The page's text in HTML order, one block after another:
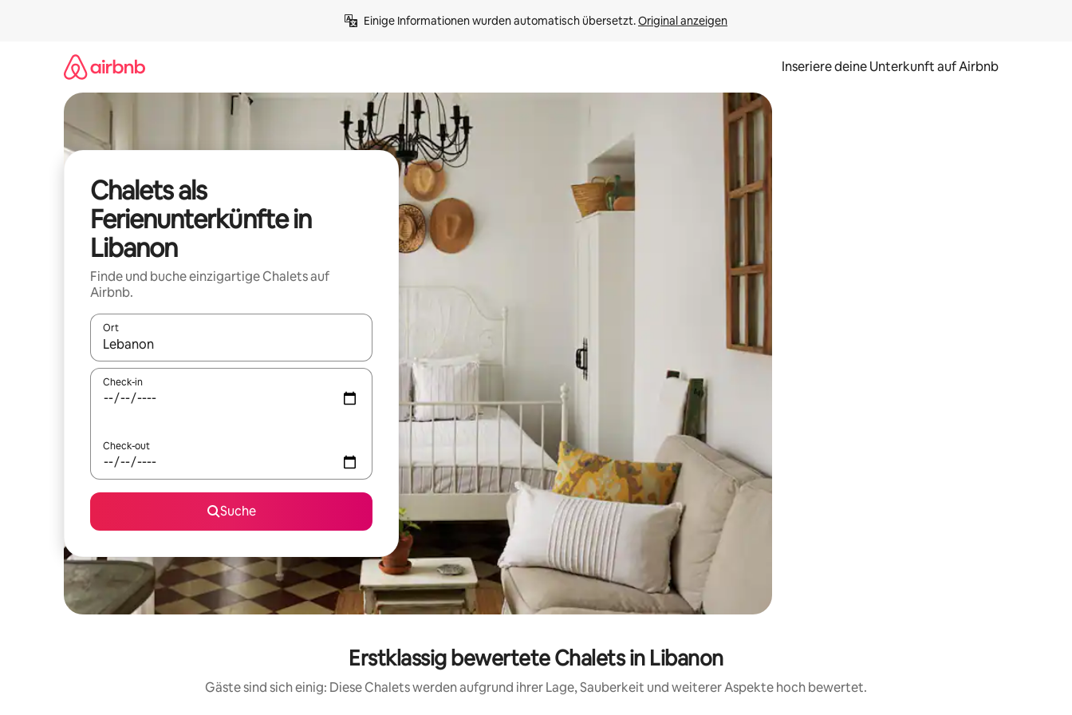
Einige Informationen wurden automatisch übersetzt. Original anzeigen
Inseriere deine Unterkunft auf Airbnb
Chalets als
Ferienunterkünfte in
Libanon
Finde und buche einzigartige Chalets auf
Airbnb.
Ort
Wenn Ergebnisse verfügbar sind, navigiere mit den Pfeiltasten nach oben und unten oder erkunde die Ergebnisse durch Berühren oder Wischgesten.
Check-in
Check-out
Suche
Erstklassig bewertete Chalets in Libanon
Gäste sind sich einig: Diese Chalets werden aufgrund ihrer Lage, Sauberkeit und weiterer Aspekte hoch bewertet.